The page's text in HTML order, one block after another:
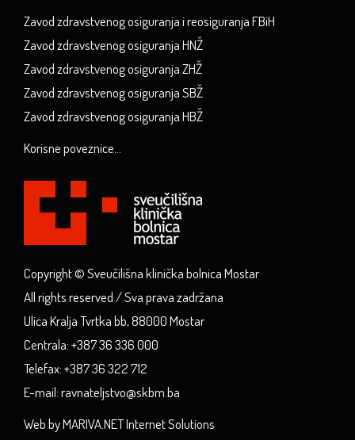
Zavod zdravstvenog osiguranja i reosiguranja FBiH
Zavod zdravstvenog osiguranja HNŽ
Zavod zdravstvenog osiguranja ZHŽ
Zavod zdravstvenog osiguranja SBŽ
Zavod zdravstvenog osiguranja HBŽ
Korisne poveznice...
Copyright © Sveučilišna klinička bolnica Mostar
All rights reserved / Sva prava zadržana
Ulica Kralja Tvrtka bb, 88000 Mostar
Centrala: +387 36 336 000
Telefax: +387 36 322 712
E-mail: ravnateljstvo@skbm.ba
Web by MARIVA.NET Internet Solutions